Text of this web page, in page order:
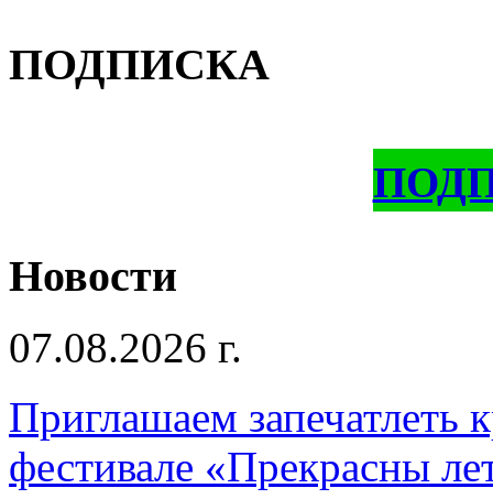
ПОДПИСКА
Новости
07.08.2026 г.
Приглашаем запечатлеть
фестивале «Прекрасны